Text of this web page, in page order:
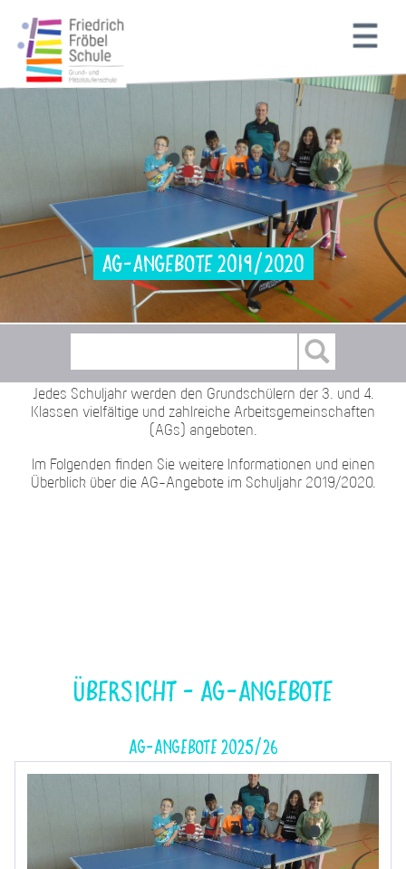
AG-Angebote 2019/2020
Jedes Schuljahr werden den Grundschülern der 3. und 4.
Klassen vielfältige und zahlreiche Arbeitsgemeinschaften
(AGs) angeboten.
Im Folgenden finden Sie weitere Informationen und einen
Überblick über die AG-Angebote im Schuljahr 2019/2020.
Übersicht - AG-Angebote
AG-Angebote 2025/26